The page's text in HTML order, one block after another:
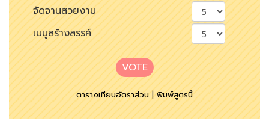
จัดจานสวยงาม
เมนูสร้างสรรค์
VOTE
ตารางเทียบอัตราส่วน|พิมพ์สูตรนี้